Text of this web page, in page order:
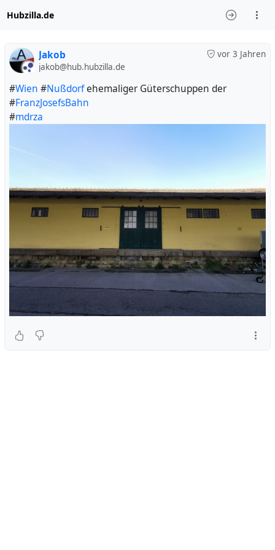
Hubzilla.de
vor 3 Jahren
Jakob
jakob@hub.hubzilla.de
#Wien #Nußdorfehemaliger Güterschuppen der
#FranzJosefsBahn
#mdrza